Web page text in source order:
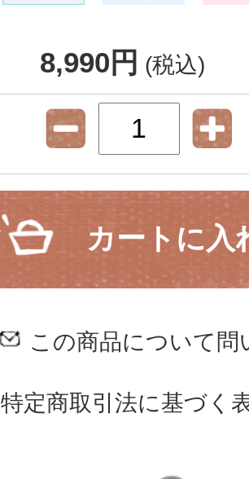
8,990円 (税込)
カートに入
この商品について問
特定商取引法に基づく